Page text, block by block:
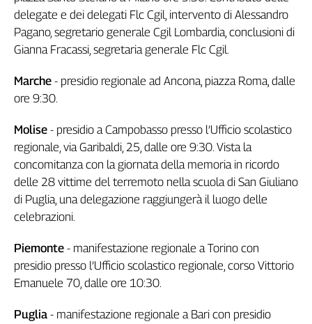
Cerca
La
redazione
Newsletter
Social
delegate e dei delegati Flc Cgil, intervento di Alessandro
Pagano, segretario generale Cgil Lombardia, conclusioni di
Gianna Fracassi, segretaria generale Flc Cgil.
Marche - presidio regionale ad Ancona, piazza Roma, dalle
ore 9:30.
Molise - presidio a Campobasso presso l’Ufficio scolastico
regionale, via Garibaldi, 25, dalle ore 9:30. Vista la
concomitanza con la giornata della memoria in ricordo
delle 28 vittime del terremoto nella scuola di San Giuliano
di Puglia, una delegazione raggiungerà il luogo delle
celebrazioni.
Piemonte - manifestazione regionale a Torino con
presidio presso l’Ufficio scolastico regionale, corso Vittorio
Emanuele 70, dalle ore 10:30.
Puglia - manifestazione regionale a Bari con presidio